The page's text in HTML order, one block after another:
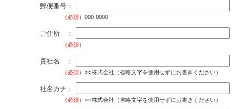
郵便番号：
（必須） 000-0000
ご住所 ：
（必須）
貴社名 ：
（必須） ○○株式会社（省略文字を使用せずにお書きください）
社名カナ：
（必須） ○○株式会社（省略文字を使用せずにお書きください）